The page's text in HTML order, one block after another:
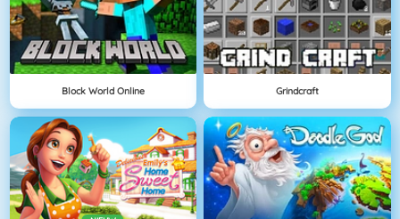
Block World Online Grindcraft